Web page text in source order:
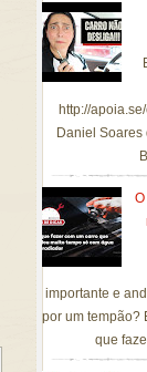
http://
Daniel Soares
importante e
por um tempão?
que